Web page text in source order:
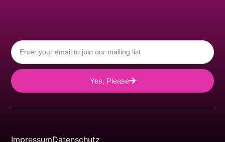
Yes, Please
ImpressumDatenschutz